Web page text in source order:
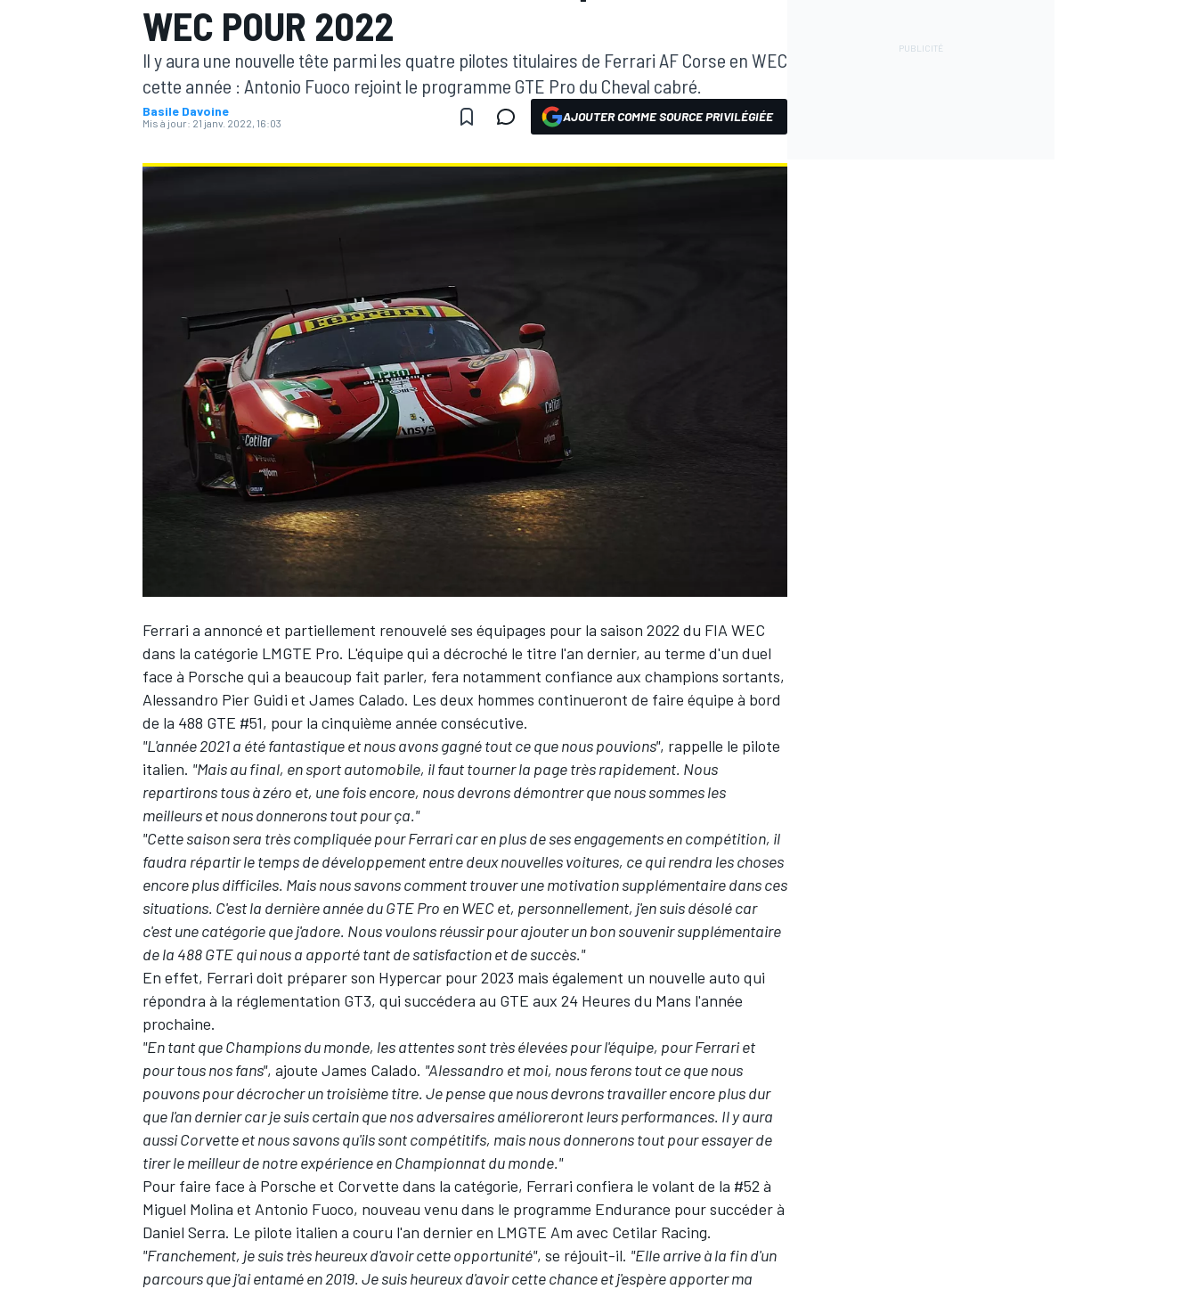
WEC
WEC POUR 2022
Il y aura une nouvelle tête parmi les quatre pilotes titulaires de Ferrari AF Corse en WEC
cette année : Antonio Fuoco rejoint le programme GTE Pro du Cheval cabré.
Basile Davoine
Mis à jour: 21 janv. 2022, 16:03 AJOUTER COMME SOURCE PRIVILÉGIÉE
Ferrari a annoncé et partiellement renouvelé ses équipages pour la saison 2022 du FIA WEC
dans la catégorie LMGTE Pro. L'équipe qui a décroché le titre l'an dernier, au terme d'un duel
face à Porsche qui a beaucoup fait parler, fera notamment confiance aux champions sortants,
Alessandro Pier Guidi et James Calado. Les deux hommes continueront de faire équipe à bord
de la 488 GTE #51, pour la cinquième année consécutive.
"L'année 2021 a été fantastique et nous avons gagné tout ce que nous pouvions", rappelle le pilote
italien. "Mais au final, en sport automobile, il faut tourner la page très rapidement. Nous
repartirons tous à zéro et, une fois encore, nous devrons démontrer que nous sommes les
meilleurs et nous donnerons tout pour ça."
"Cette saison sera très compliquée pour Ferrari car en plus de ses engagements en compétition, il
faudra répartir le temps de développement entre deux nouvelles voitures, ce qui rendra les choses
encore plus difficiles. Mais nous savons comment trouver une motivation supplémentaire dans ces
situations. C'est la dernière année du GTE Pro en WEC et, personnellement, j'en suis désolé car
c'est une catégorie que j'adore. Nous voulons réussir pour ajouter un bon souvenir supplémentaire
de la 488 GTE qui nous a apporté tant de satisfaction et de succès."
En effet, Ferrari doit préparer son Hypercar pour 2023 mais également un nouvelle auto qui
répondra à la réglementation GT3, qui succédera au GTE aux 24 Heures du Mans l'année
prochaine.
"En tant que Champions du monde, les attentes sont très élevées pour l'équipe, pour Ferrari et
pour tous nos fans", ajoute James Calado. "Alessandro et moi, nous ferons tout ce que nous
pouvons pour décrocher un troisième titre. Je pense que nous devrons travailler encore plus dur
que l'an dernier car je suis certain que nos adversaires amélioreront leurs performances. Il y aura
aussi Corvette et nous savons qu'ils sont compétitifs, mais nous donnerons tout pour essayer de
tirer le meilleur de notre expérience en Championnat du monde."
Pour faire face à Porsche et Corvette dans la catégorie, Ferrari confiera le volant de la #52 à
Miguel Molina et Antonio Fuoco, nouveau venu dans le programme Endurance pour succéder à
Daniel Serra. Le pilote italien a couru l'an dernier en LMGTE Am avec Cetilar Racing.
"Franchement, je suis très heureux d'avoir cette opportunité", se réjouit-il. "Elle arrive à la fin d'un
parcours que j'ai entamé en 2019. Je suis heureux d'avoir cette chance et j'espère apporter ma